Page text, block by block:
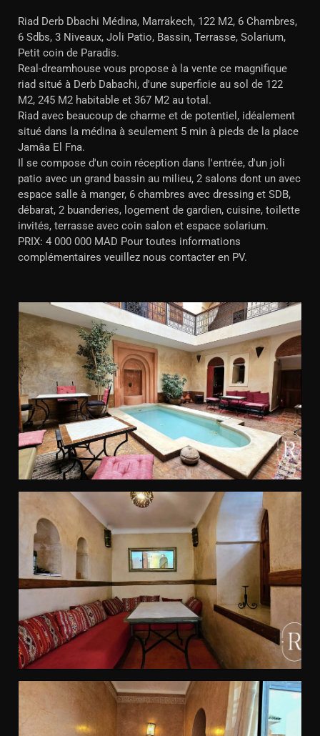
Riad Derb Dbachi Médina, Marrakech, 122 M2, 6 Chambres,
6 Sdbs, 3 Niveaux, Joli Patio, Bassin, Terrasse, Solarium,
Petit coin de Paradis.
Real-dreamhouse vous propose à la vente ce magnifique
riad situé à Derb Dabachi, d'une superficie au sol de 122
M2, 245 M2 habitable et 367 M2 au total.
Riad avec beaucoup de charme et de potentiel, idéalement
situé dans la médina à seulement 5 min à pieds de la place
Jamâa El Fna.
Il se compose d'un coin réception dans l'entrée, d'un joli
patio avec un grand bassin au milieu, 2 salons dont un avec
espace salle à manger, 6 chambres avec dressing et SDB,
débarat, 2 buanderies, logement de gardien, cuisine, toilette
invités, terrasse avec coin salon et espace solarium.
PRIX: 4 000 000 MAD Pour toutes informations
complémentaires veuillez nous contacter en PV.